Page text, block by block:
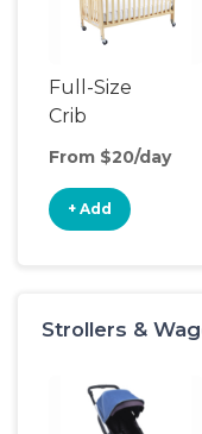
Full-Size
Crib
From $20/day
+ Add
Strollers &